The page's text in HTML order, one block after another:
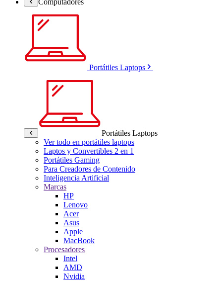
Portátiles Laptops
Portátiles Laptops
Ver todo en portátiles laptops
Laptos y Convertibles 2 en 1
Portátiles Gaming
Para Creadores de Contenido
Inteligencia Artificial
Marcas
HP
Lenovo
Acer
Asus
Apple
MacBook
Procesadores
Intel
AMD
Nvidia